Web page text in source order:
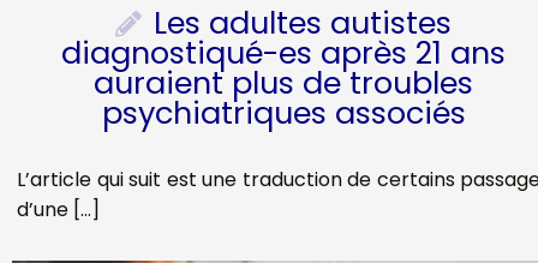
Les adultes autistes
diagnostiqué-es après 21 ans
auraient plus de troubles
psychiatriques associés
L’article qui suit est une traduction de certains
d’une […]